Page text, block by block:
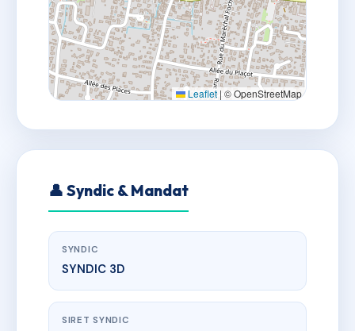
Leaflet | © OpenStreetMap
👤 Syndic & Mandat
SYNDIC
SYNDIC 3D
SIRET SYNDIC